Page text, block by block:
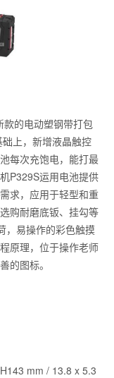
的电动塑钢带打包
上，新增液晶触控
每次充饱电，能打最
P329S运用电池提供
求，应用于轻型和重
购耐磨底钣、挂勾等
，易操作的彩色触摸
原理，位于操作老师
的图标。
mm / 13.8 x 5.3